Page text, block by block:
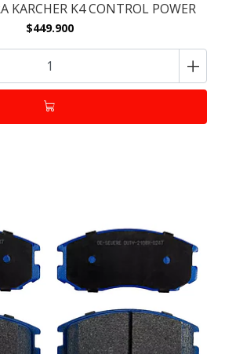
KARCHER K4 CONTROL POWER
$449.900
+